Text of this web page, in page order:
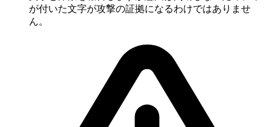
が付いた文字が攻撃の証拠になるわけではありませ
ん。